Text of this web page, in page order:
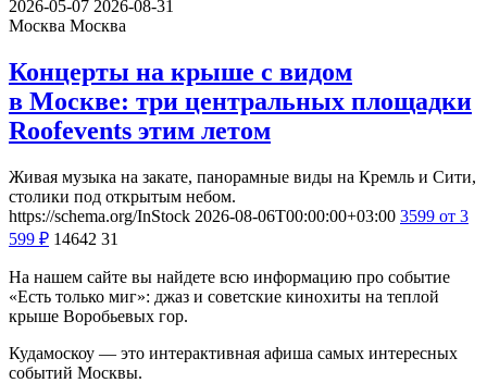
2026-05-07 2026-08-31
Москва Москва
Концерты на крыше с видом
в Москве: три центральных площадки
Roofevents этим летом
Живая музыка на закате, панорамные виды на Кремль и Сити,
столики под открытым небом.
https://schema.org/InStock 2026-08-06T00:00:00+03:00 3599 от 3
599 ₽ 14642 31
На нашем сайте вы найдете всю информацию про событие
«Есть только миг»: джаз и советские кинохиты на теплой
крыше Воробьевых гор.
Кудамоскоу — это интерактивная афиша самых интересных
событий Москвы.